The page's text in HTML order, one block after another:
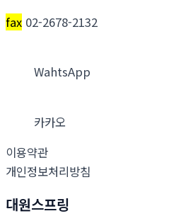
fax 02-2678-2132
WahtsApp
카카오
이용약관
개인정보처리방침
대원스프링